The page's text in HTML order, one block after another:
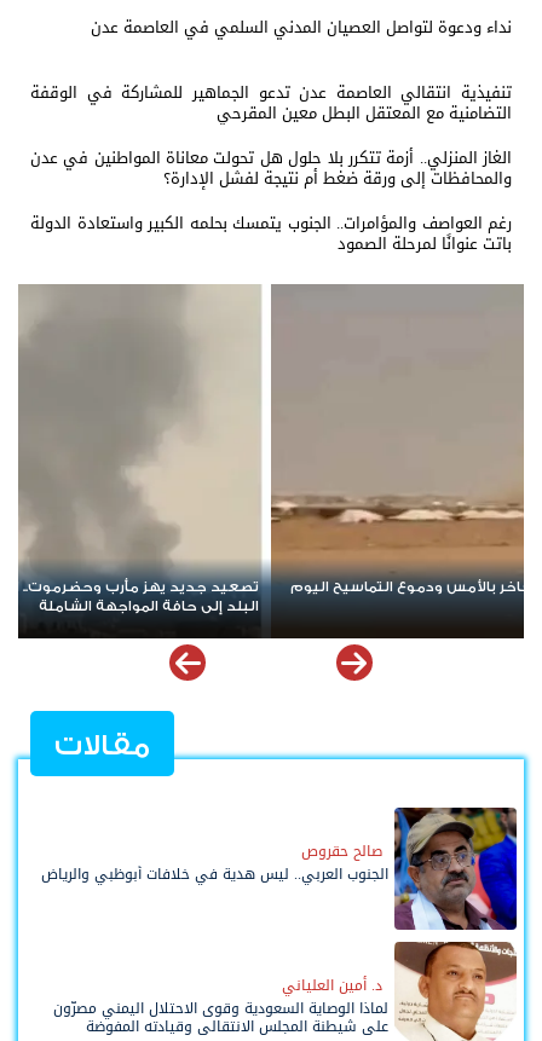
نداء ودعوة لتواصل العصيان المدني السلمي في العاصمة عدن
تنفيذية انتقالي العاصمة عدن تدعو الجماهير للمشاركة في الوقفة
التضامنية مع المعتقل البطل معين المقرحي
الغاز المنزلي.. أزمة تتكرر بلا حلول هل تحولت معاناة المواطنين في عدن
والمحافظات إلى ورقة ضغط أم نتيجة لفشل الإدارة؟
رغم العواصف والمؤامرات.. الجنوب يتمسك بحلمه الكبير واستعادة الدولة
باتت عنوانًا لمرحلة الصمود
الحوثي يخلط الأوراق ويعيد
مسيرة حاشدة في باعلال بتريم تجدد
الشعبي السلمي
مقالات
صالح حقروص
الجنوب العربي.. ليس هدية في خلافات أبوظبي والرياض
د. أمين العلياني
لماذا الوصاية السعودية وقوى الاحتلال اليمني مصرّون
على شيطنة المجلس الانتقالي وقيادته المفوضة